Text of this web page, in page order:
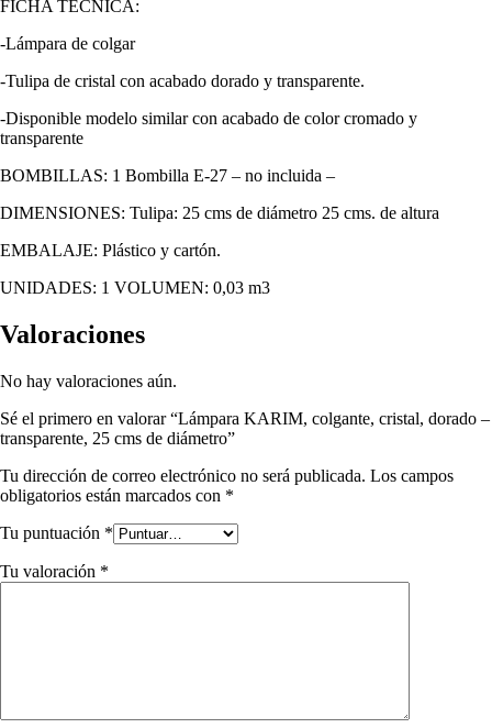
FICHA TÉCNICA:
-Lámpara de colgar
-Tulipa de cristal con acabado dorado y transparente.
-Disponible modelo similar con acabado de color cromado y
transparente
BOMBILLAS: 1 Bombilla E-27 – no incluida –
DIMENSIONES: Tulipa: 25 cms de diámetro 25 cms. de altura
EMBALAJE: Plástico y cartón.
UNIDADES: 1 VOLUMEN: 0,03 m3
Valoraciones
No hay valoraciones aún.
Sé el primero en valorar “Lámpara KARIM, colgante, cristal, dorado –
transparente, 25 cms de diámetro”
Tu dirección de correo electrónico no será publicada. Los campos
obligatorios están marcados con *
Tu puntuación *
Tu valoración *